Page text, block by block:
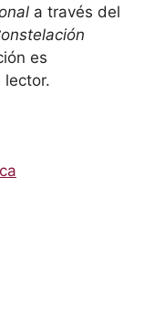
a través del
es
lector.